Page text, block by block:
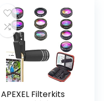
APEXEL Filterkits